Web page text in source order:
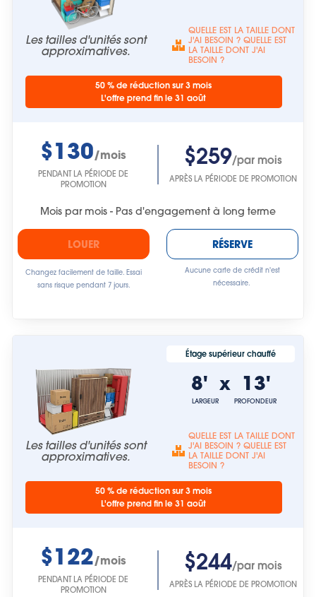
Les tailles d'unités sont
approximatives.
QUELLE EST LA TAILLE DONT
J'AI BESOIN ? QUELLE EST
LA TAILLE DONT J'AI
BESOIN ?
50 % de réduction sur 3 mois
L'offre prend fin le 31 août
$130/mois
PENDANT LA PÉRIODE DE
PROMOTION
$259/par mois
APRÈS LA PÉRIODE DE PROMOTION
Mois par mois - Pas d'engagement à long terme
LOUER
Changez facilement de taille. Essai
sans risque pendant 7 jours.
RÉSERVE
Aucune carte de crédit n'est
nécessaire.
Les tailles d'unités sont
approximatives.
Étage supérieur chauffé
8'
LARGEUR
x 13'
PROFONDEUR
QUELLE EST LA TAILLE DONT
J'AI BESOIN ? QUELLE EST
LA TAILLE DONT J'AI
BESOIN ?
50 % de réduction sur 3 mois
L'offre prend fin le 31 août
$122/mois
PENDANT LA PÉRIODE DE
PROMOTION
$244/par mois
APRÈS LA PÉRIODE DE PROMOTION